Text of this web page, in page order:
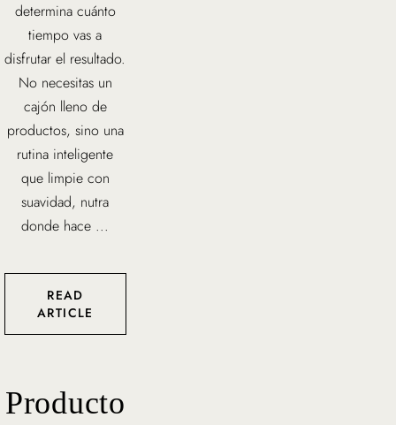
determina cuánto
tiempo vas a
disfrutar el resultado.
No necesitas un
cajón lleno de
productos, sino una
rutina inteligente
que limpie con
suavidad, nutra
donde hace ...
READ
ARTICLE
Producto